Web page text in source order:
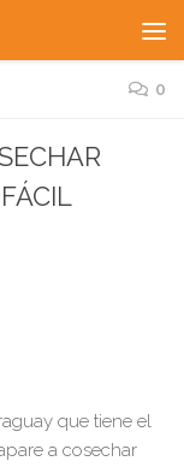
0
que tiene el
a cosechar